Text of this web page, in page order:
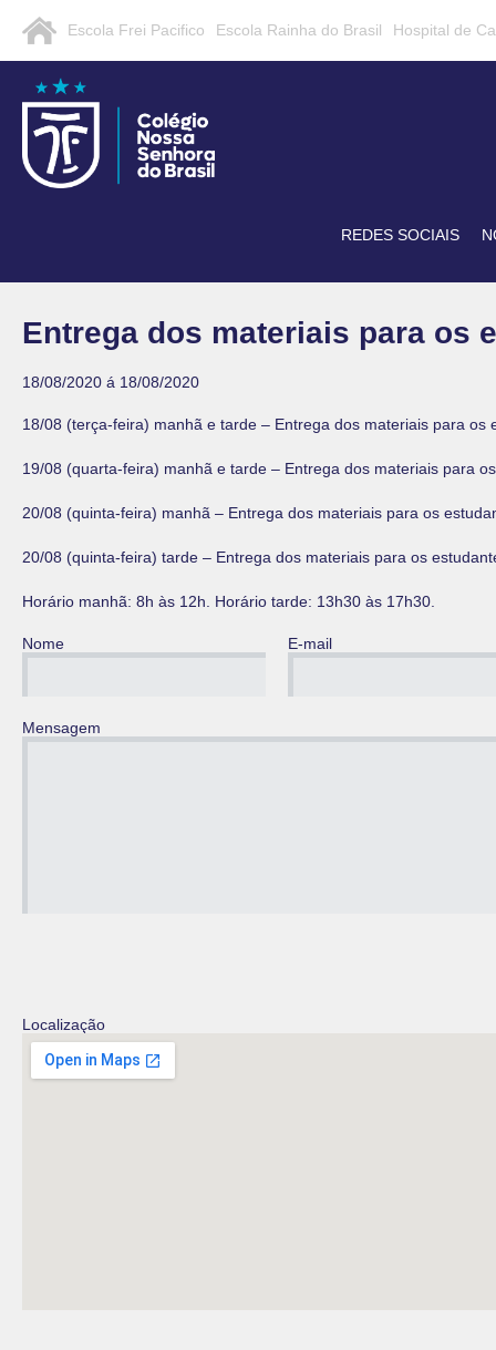
Escola Frei Pacifico Escola Rainha do Brasil Hospital de
REDES SOCIAIS
Entrega dos materiais para os
18/08/2020 á 18/08/2020
18/08 (terça-feira) manhã e tarde – Entrega dos materiais para os
19/08 (quarta-feira) manhã e tarde – Entrega dos materiais para
20/08 (quinta-feira) manhã – Entrega dos materiais para os
20/08 (quinta-feira) tarde – Entrega dos materiais para os
Horário manhã: 8h às 12h. Horário tarde: 13h30 às 17h30.
Nome E-mail
Mensagem
Localização